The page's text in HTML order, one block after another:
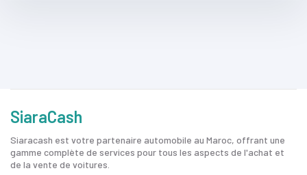
SiaraCash
Siaracash est votre partenaire automobile au Maroc, offrant une
gamme complète de services pour tous les aspects de l'achat et
de la vente de voitures.